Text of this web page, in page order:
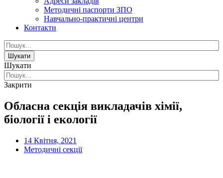
Методичні паспорти ЗПО
Навчально-практичні центри
Контакти
Шукати
Шукати
Закрити
Обласна секція викладачів хімії,
біології і екології
14 Квітня, 2021
Методичні секції